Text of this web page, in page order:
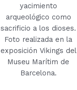
yacimiento
arqueológico como
sacrificio a los dioses.
Foto realizada en la
exposición Vikings del
Museu Marítim de
Barcelona.